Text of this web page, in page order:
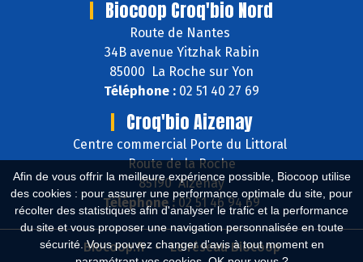
Afin de vous offrir la meilleure expérience possible, Biocoop utilise
des cookies : pour assurer une performance optimale du site, pour
récolter des statistiques afin d'analyser le trafic et la performance
du site et vous proposer une navigation personnalisée en toute
sécurité. Vous pouvez changer d'avis à tout moment en
Biocoop Croq'bio Nord
Route de Nantes
34B avenue Yitzhak Rabin
85000 La Roche sur Yon
Téléphone : 02 51 40 27 69
Croq'bio Aizenay
Centre commercial Porte du Littoral
Route de la Roche
85190 Aizenay
Téléphone : 02 51 46 94 69
Biocoop.fr Le réseau Biocoop